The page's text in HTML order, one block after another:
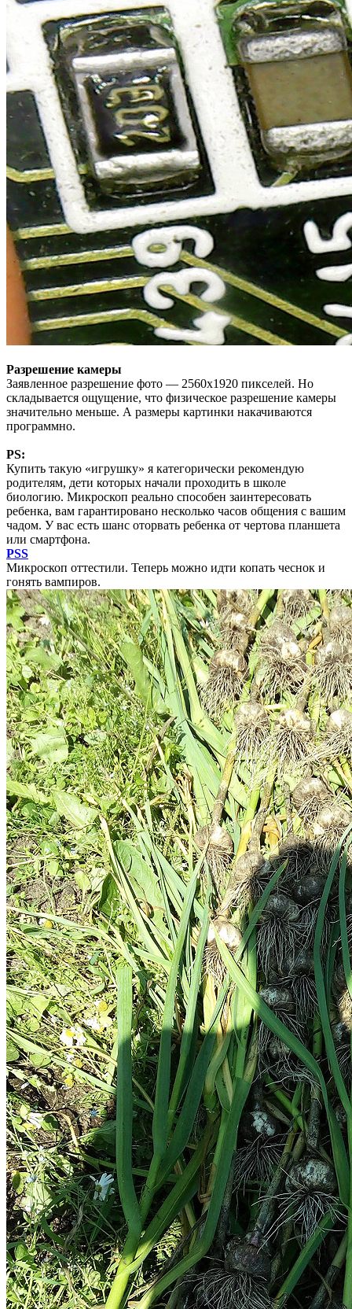
Разрешение камеры
Заявленное разрешение фото — 2560x1920 пикселей. Но
складывается ощущение, что физическое разрешение камеры
значительно меньше. А размеры картинки накачиваются
программно.
PS:
Купить такую «игрушку» я категорически рекомендую
родителям, дети которых начали проходить в школе
биологию. Микроскоп реально способен заинтересовать
ребенка, вам гарантировано несколько часов общения с вашим
чадом. У вас есть шанс оторвать ребенка от чертова планшета
или смартфона.
PSS
Микроскоп оттестили. Теперь можно идти копать чеснок и
гонять вампиров.